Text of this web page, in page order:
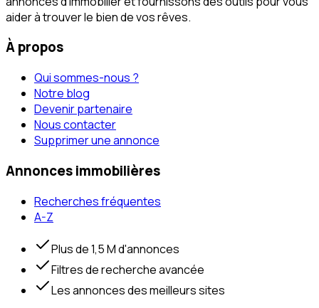
aider à trouver le bien de vos rêves.
À propos
Qui sommes-nous ?
Notre blog
Devenir partenaire
Nous contacter
Supprimer une annonce
Annonces immobilières
Recherches fréquentes
A-Z
Plus de 1,5 M d'annonces
Filtres de recherche avancée
Les annonces des meilleurs sites